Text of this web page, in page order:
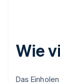
Wie
Das